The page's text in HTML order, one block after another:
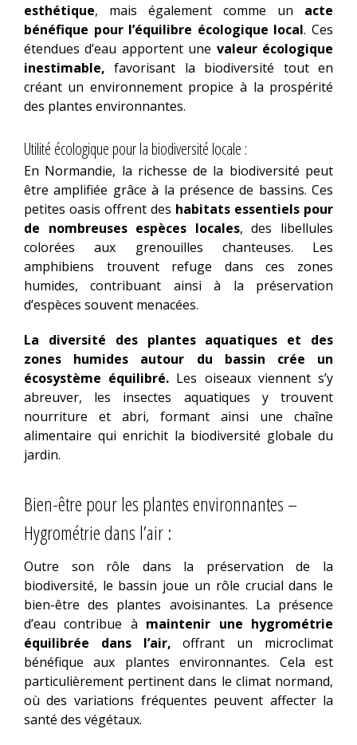
esthétique, mais également comme un acte
bénéfique pour l’équilibre écologique local. Ces
étendues d’eau apportent une valeur écologique
inestimable, favorisant la biodiversité tout en
créant un environnement propice à la prospérité
des plantes environnantes.
Utilité écologique pour la biodiversité locale :
En Normandie, la richesse de la biodiversité peut
être amplifiée grâce à la présence de bassins. Ces
petites oasis offrent des habitats essentiels pour
de nombreuses espèces locales, des libellules
colorées aux grenouilles chanteuses. Les
amphibiens trouvent refuge dans ces zones
humides, contribuant ainsi à la préservation
d’espèces souvent menacées.
La diversité des plantes aquatiques et des
zones humides autour du bassin crée un
écosystème équilibré. Les oiseaux viennent s’y
abreuver, les insectes aquatiques y trouvent
nourriture et abri, formant ainsi une chaîne
alimentaire qui enrichit la biodiversité globale du
jardin.
Bien-être pour les plantes environnantes –
Hygrométrie dans l’air :
Outre son rôle dans la préservation de la
biodiversité, le bassin joue un rôle crucial dans le
bien-être des plantes avoisinantes. La présence
d’eau contribue à maintenir une hygrométrie
équilibrée dans l’air, offrant un microclimat
bénéfique aux plantes environnantes. Cela est
particulièrement pertinent dans le climat normand,
où des variations fréquentes peuvent affecter la
santé des végétaux.